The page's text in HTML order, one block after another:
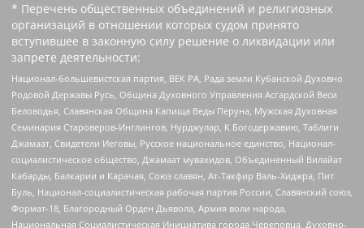
* Перечень общественных объединений и религиозных
организаций в отношении которых судом принято
вступившее в законную силу решение о ликвидации или
запрете деятельности:
Национал-большевистская партия, ВЕК РА, Рада земли Кубанской Духовно
Родовой Державы Русь, Община Духовного Управления Асгардской Веси
Беловодья, Славянская Община Капища Веды Перуна, Мужская Духовная
Семинария Староверов-Инглингов, Нурджулар, К Богодержавию, Таблиги
Джамаат, Свидетели Иеговы, Русское национальное единство, Национал-
социалистическое общество, Джамаат мувахидов, Объединенный Вилайат
Кабарды, Балкарии и Карачая, Союз славян, Ат-Такфир Валь-Хиджра, Пит
Буль, Национал-социалистическая рабочая партия России, Славянский союз,
Формат-18, Благородный Орден Дьявола, Армия воли народа,
Национальная Социалистическая Инициатива города Череповца, Духовно-